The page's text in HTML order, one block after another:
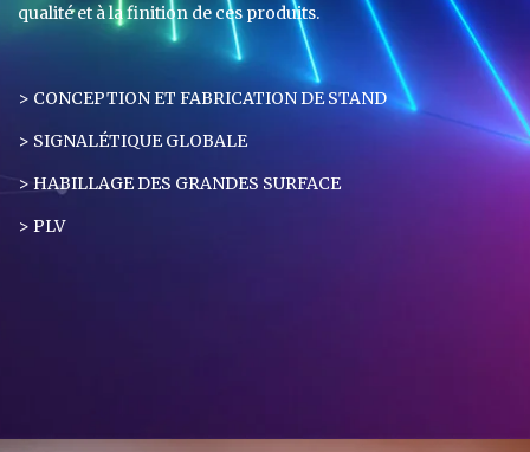
qualité et à la finition de ces produits.
> CONCEPTION ET FABRICATION DE STAND
> SIGNALÉTIQUE GLOBALE
> HABILLAGE DES GRANDES SURFACE
> PLV